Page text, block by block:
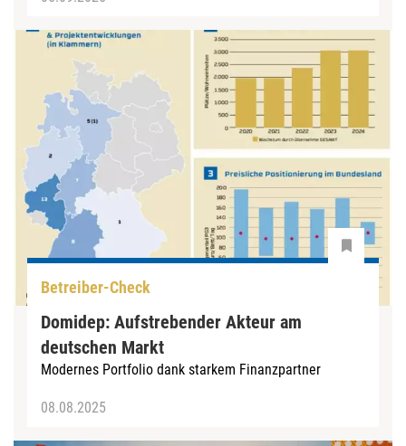
Betreiber-Check
Domidep: Aufstrebender ­Akteur am
deutschen Markt
Modernes Portfolio dank starkem Finanzpartner
08.08.2025